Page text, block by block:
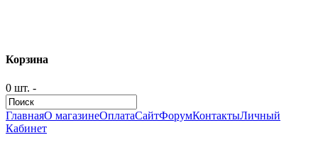
Корзина
0 шт. -
ГлавнаяО магазинеОплатаСайтФорумКонтактыЛичный
Кабинет